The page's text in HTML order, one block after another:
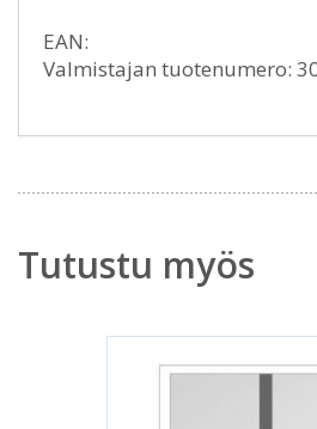
EAN:
Valmistajan tuotenumero:
Tutustu myös